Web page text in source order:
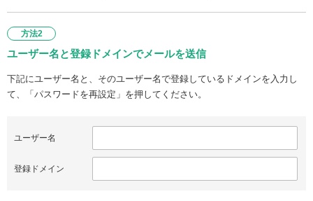
方法2
ユーザー名と登録ドメインでメールを送信
下記にユーザー名と、そのユーザー名で登録しているドメインを入力し
て、「パスワードを再設定」を押してください。
ユーザー名
登録ドメイン